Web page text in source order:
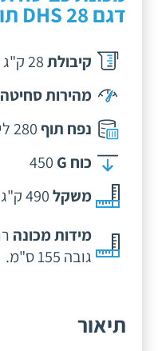
דגם DHS 28 תוצרת Domus
קיבולת28 ק"ג
מהירות סחיטה
נפח תוף280 ליטר
כוח G
450
משקל490 ק"ג
מידות מכונה
גובה 155 ס"מ.
תיאור